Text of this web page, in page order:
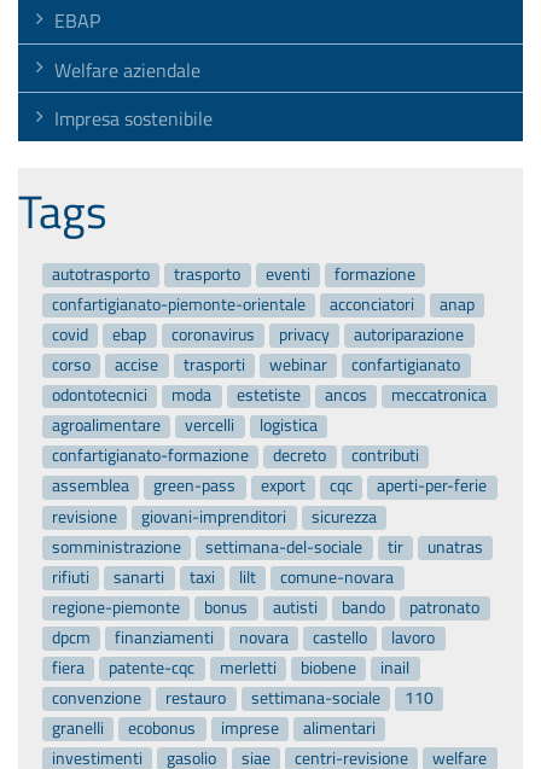
EBAP
Welfare aziendale
Impresa sostenibile
Tags
autotrasporto trasporto eventi
formazione
confartigianato-piemonte-orientale
acconciatori
anap
covid
ebap coronavirus privacy
autoriparazione
corso
accise trasporti webinar
confartigianato
odontotecnici
moda estetiste ancos
meccatronica
agroalimentare
vercelli
logistica
confartigianato-formazione
decreto
contributi
assemblea
green-pass export cqc
aperti-per-ferie
revisione
giovani-imprenditori
sicurezza
somministrazione
settimana-del-sociale tir
unatras
rifiuti
sanarti taxi lilt
comune-novara
regione-piemonte
bonus autisti bando
patronato
dpcm
finanziamenti novara castello
lavoro
fiera
patente-cqc merletti biobene
inail
convenzione
restauro settimana-sociale
110
granelli
ecobonus imprese
alimentari
investimenti
gasolio siae centri-revisione
welfare